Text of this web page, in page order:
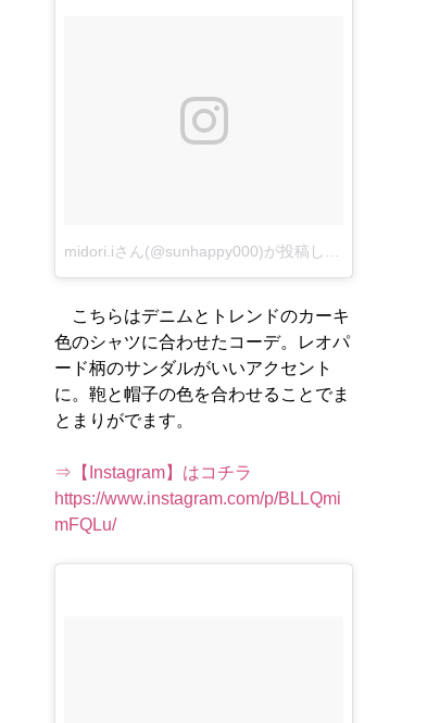
こちらはデニムとトレンドのカーキ
色のシャツに合わせたコーデ。レオパ
ード柄のサンダルがいいアクセント
に。鞄と帽子の色を合わせることでま
とまりがでます。
⇒【Instagram】はコチラ
https://www.instagram.com/p/BLLQmi
mFQLu/